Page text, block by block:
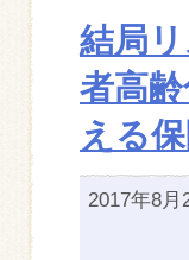
結局
者高
える
2017年8月